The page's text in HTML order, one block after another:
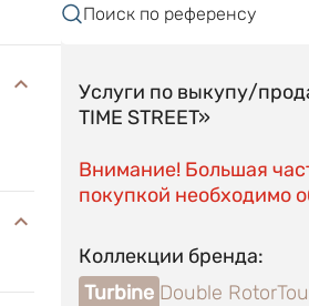
Поиск по референсу
Услуги по выкупу/
TIME STREET»
Внимание! Большая
покупкой необходимо
Коллекции бренда:
Turbine Double Rotor